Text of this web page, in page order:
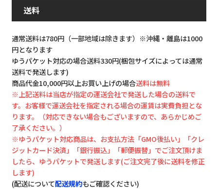
送料
通常送料は780円（一部地域は除きます）※沖縄・離島は1000
円となります
ゆうパケット対応の場合送料330円(梱包サイズによっては通常
送料で発送します)
商品代金10,000円以上お買い上げの場合送料は無料
※上記送料は当店が指定の運送会社で発送した場合の送料で
す。お客様で運送会社を指定される場合の運賃は実費負担とな
ります。（対応できない場合もございますので、あらかじめご
了承ください。）
※ゆうパケット対応商品は、お支払方法「GMO後払い」「クレ
ジットカード決済」「銀行振込」「郵便振替」でご注文頂けま
したら、ゆうパケットで発送します(ご注文完了後に送料を修正
します)
(配送について配送規約もご確認ください)